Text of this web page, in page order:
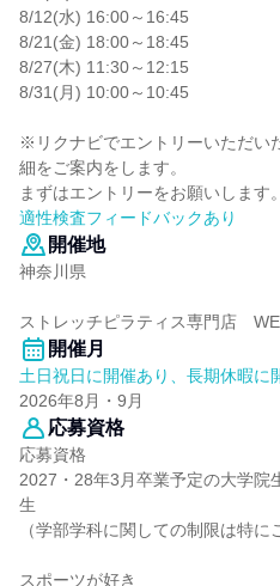
8/12(水) 16:00～16:45
8/21(金) 18:00～18:45
8/27(木) 11:30～12:15
8/31(月) 10:00～10:45
※リクナビでエントリーいただい
細をご案内をします。
まずはエントリーをお願いします。
適性検査フィードバックあり
開催地
神奈川県
ストレッチピラティス専門店
開催月
土日祝日に開催あり、長期休暇に
2026年8月・9月
応募資格
応募資格
2027・28年3月卒業予定の大学院
生
（学部学科に関しての制限は特に
スポーツが好き